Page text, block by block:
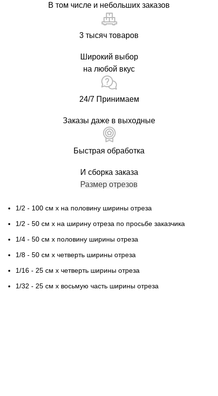
В том числе и небольших заказов
3 тысяч товаров
Широкий выбор
на любой вкус
24/7 Принимаем
Заказы даже в выходные
Быстрая обработка
И сборка заказа
Размер отрезов
1/2 - 100 см х на половину ширины отреза
1/2 - 50 см х на ширину отреза по просьбе заказчика
1/4 - 50 см х половину ширины отреза
1/8 - 50 см х четверть ширины отреза
1/16 - 25 см х четверть ширины отреза
1/32 - 25 см х восьмую часть ширины отреза